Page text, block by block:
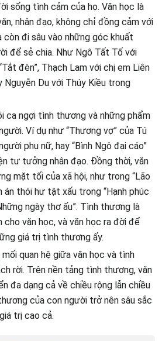
sống tình cảm của họ. Văn học là
nhân đạo, không chỉ đồng cảm với
còn đi sâu vào những góc khuất
để sẻ chia. Như Ngô Tất Tố với
đèn”, Thạch Lam với chị em Liên
Nguyễn Du với Thúy Kiều trong
ca ngợi tình thương và những phẩm
Ví dụ như “Thương vợ” của Tú
phụ nữ, hay “Bình Ngô đại cáo”
tư tưởng nhân đạo. Đồng thời, văn
mặt tối của xã hội, như trong “Lão
án thói hư tật xấu trong “Hạnh phúc
ngày thơ ấu”. Tình thương là
cho văn học, và văn học ra đời để
giá trị tình thương ấy.
quan hệ giữa văn học và tình
rời. Trên nền tảng tình thương, văn
đa dạng cả về chiều rộng lẫn chiều
của con người trở nên sâu sắc
trị cao cả.